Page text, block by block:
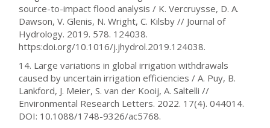
source-to-impact flood analysis / K. Vercruysse, D. A.
Dawson, V. Glenis, N. Wright, C. Kilsby // Journal of
Hydrology. 2019. 578. 124038.
https:doi.org/10.1016/j.jhydrol.2019.124038.
14. Large variations in global irrigation withdrawals
caused by uncertain irrigation efficiencies / A. Puy, B.
Lankford, J. Meier, S. van der Kooij, A. Saltelli //
Environmental Research Letters. 2022. 17(4). 044014.
DOI: 10.1088/1748-9326/ac5768.